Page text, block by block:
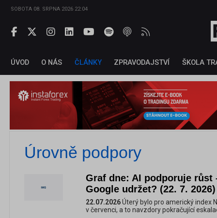
SOBOTA 08. SRPNA 2026 22:04
ÚVOD O NÁS ČLÁNKY ZPRAVODAJSTVÍ ŠKOLA
Úrovně podpory
Graf dne: AI podporuje růst
Google udržet? (22. 7. 2026)
22.07.2026Úterý bylo pro americký index
v červenci, a to navzdory pokračující